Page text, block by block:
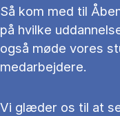
Så kom med til
på hvilke
også møde vores
medarbejdere.
Vi glæder os til at